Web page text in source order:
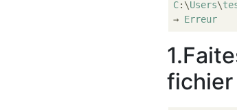
C:\Users\
→ Erreur
fichier